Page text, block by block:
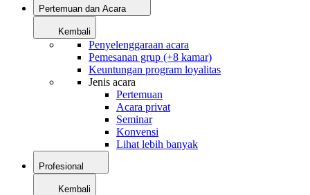
Pertemuan dan Acara
Kembali
Penyelenggaraan acara
Pemesanan grup (+8 kamar)
Keuntungan program loyalitas
Jenis acara
Pertemuan
Acara privat
Seminar
Konvensi
Lihat lebih banyak
Profesional
Kembali